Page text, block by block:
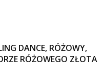
DANCE, RÓŻOWY,
RÓŻOWEGO ZŁOTA